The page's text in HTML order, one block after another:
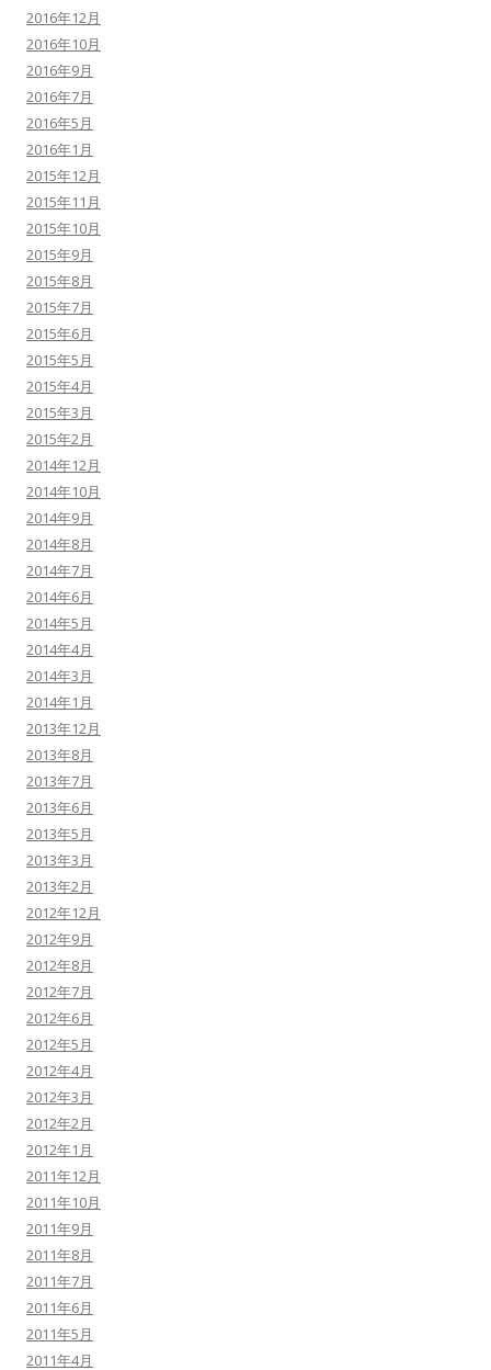
2016年12月
2016年10月
2016年9月
2016年7月
2016年5月
2016年1月
2015年12月
2015年11月
2015年10月
2015年9月
2015年8月
2015年7月
2015年6月
2015年5月
2015年4月
2015年3月
2015年2月
2014年12月
2014年10月
2014年9月
2014年8月
2014年7月
2014年6月
2014年5月
2014年4月
2014年3月
2014年1月
2013年12月
2013年8月
2013年7月
2013年6月
2013年5月
2013年3月
2013年2月
2012年12月
2012年9月
2012年8月
2012年7月
2012年6月
2012年5月
2012年4月
2012年3月
2012年2月
2012年1月
2011年12月
2011年10月
2011年9月
2011年8月
2011年7月
2011年6月
2011年5月
2011年4月